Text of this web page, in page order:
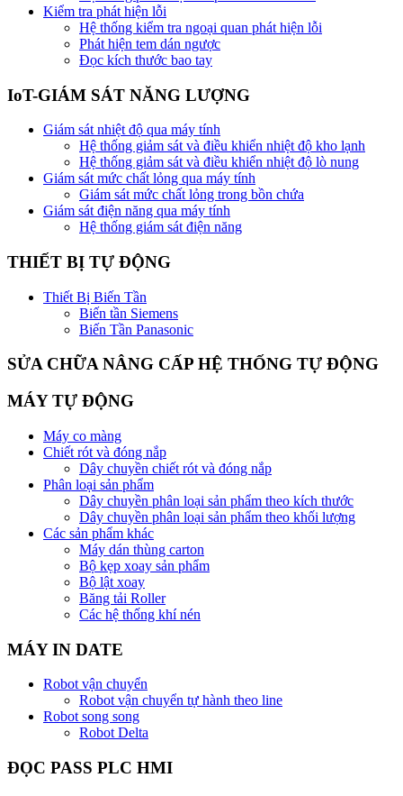
Kiểm tra phát hiện lỗi
Hệ thống kiểm tra ngoại quan phát hiện lỗi
Phát hiện tem dán ngược
Đọc kích thước bao tay
IoT-GIÁM SÁT NĂNG LƯỢNG
Giám sát nhiệt độ qua máy tính
Hệ thống giảm sát và điều khiển nhiệt độ kho lạnh
Hệ thống giảm sát và điều khiển nhiệt độ lò nung
Giám sát mức chất lỏng qua máy tính
Giám sát mức chất lỏng trong bồn chứa
Giám sát điện năng qua máy tính
Hệ thống giám sát điện năng
THIẾT BỊ TỰ ĐỘNG
Thiết Bị Biến Tần
Biến tần Siemens
Biến Tần Panasonic
SỬA CHỮA NÂNG CẤP HỆ THỐNG TỰ ĐỘNG
MÁY TỰ ĐỘNG
Máy co màng
Chiết rót và đóng nắp
Dây chuyền chiết rót và đóng nắp
Phân loại sản phẩm
Dây chuyền phân loại sản phẩm theo kích thước
Dây chuyền phân loại sản phẩm theo khối lượng
Các sản phẩm khác
Máy dán thùng carton
Bộ kẹp xoay sản phẩm
Bộ lật xoay
Băng tải Roller
Các hệ thống khí nén
MÁY IN DATE
Robot vận chuyển
Robot vận chuyển tự hành theo line
Robot song song
Robot Delta
ĐỌC PASS PLC HMI